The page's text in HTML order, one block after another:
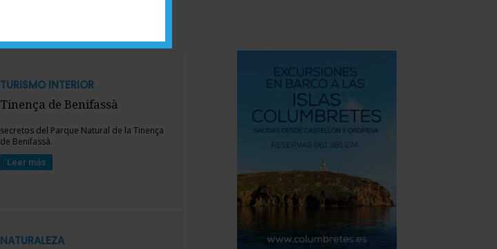
TURISMO INTERIOR
Tinença de Benifassà
secretos del Parque Natural de la Tinença
de Benifassà.
Leer más
NATURALEZA